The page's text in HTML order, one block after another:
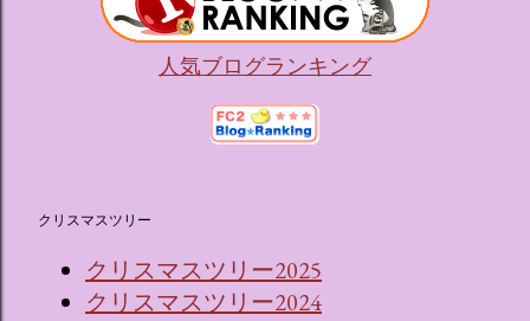
人気ブログランキング
クリスマスツリー
クリスマスツリー2025
クリスマスツリー2024